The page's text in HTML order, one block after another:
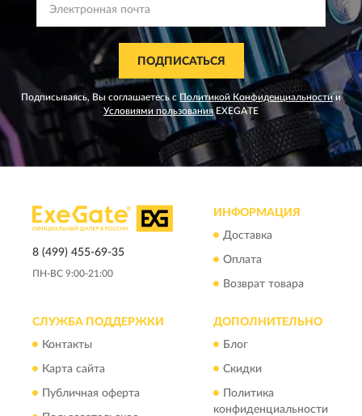
ПОДПИСАТЬСЯ
Подписываясь, Вы соглашаетесь сПолитикой Конфиденциальности и
Условиями пользованияEXEGATE
8 (499) 455-69-35
ПН-ВС 9:00-21:00
ИНФОРМАЦИЯ
Доставка
Оплата
Возврат товара
СЛУЖБА ПОДДЕРЖКИ
Контакты
Карта сайта
Публичная оферта
ДОПОЛНИТЕЛЬНО
Блог
Скидки
Политика
конфиденциальности